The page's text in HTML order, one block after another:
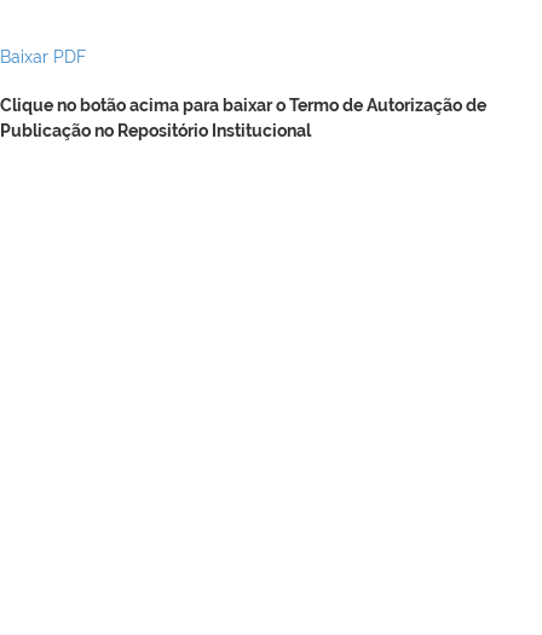
Baixar PDF
Clique no botão acima para baixar o Termo de Autorização de
Publicação no Repositório Institucional